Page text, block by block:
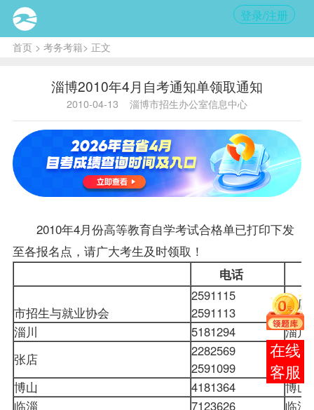
登录/注册
首页> 考务考籍> 正文
淄博2010年4月自考通知单领取通知
2010-04-13 淄博市招生办公室信息中心
2010年4月份高等教育自学考试合格单已打印下发
至各报名点，请广大考生及时领取！
电话
市招生与就业协会
2591115
2591113
张店
淄川
5181294
淄川
张店
2282569
2591099
张店
博山
4181364
博山
临淄
7123626
临淄
在线
客服